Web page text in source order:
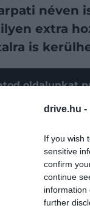
drive.hu -
If you wish
sensitive
confirm
continue
information
further
néven
extra
is
oldalunkat
való